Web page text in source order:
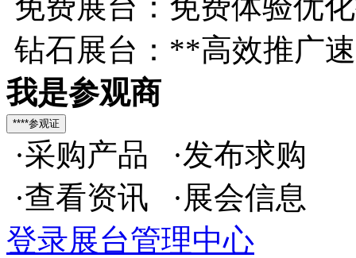
钻石展台：**高效推广
我是参观商
·采购产品 ·发布求购
·查看资讯 ·展会信息
登录展台管理中心